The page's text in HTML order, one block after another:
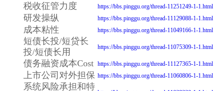
税收征管力度 https://bbs.pinggu.org/thread-11251249-1-1.html
研发操纵 https://bbs.pinggu.org/thread-11129088-1-1.html
成本粘性 https://bbs.pinggu.org/thread-11049166-1-1.html
短债长投/短贷长
投/短债长用
https://bbs.pinggu.org/thread-11075309-1-1.html
债务融资成本Cost https://bbs.pinggu.org/thread-11127365-1-1.html
上市公司对外担保 https://bbs.pinggu.org/thread-11060806-1-1.html
系统风险承担和特